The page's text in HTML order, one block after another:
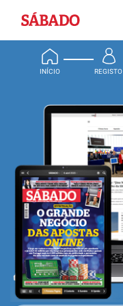
Sábado
INÍCIO REGISTO